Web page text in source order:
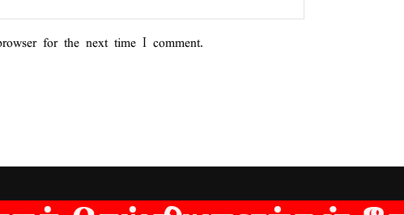
for the next time I comment.